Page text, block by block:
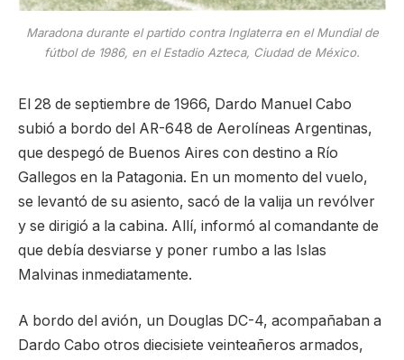
Maradona durante el partido contra Inglaterra en el Mundial de
fútbol de 1986, en el Estadio Azteca, Ciudad de México.
El 28 de septiembre de 1966, Dardo Manuel Cabo
subió a bordo del AR-648 de Aerolíneas Argentinas,
que despegó de Buenos Aires con destino a Río
Gallegos en la Patagonia. En un momento del vuelo,
se levantó de su asiento, sacó de la valija un revólver
y se dirigió a la cabina. Allí, informó al comandante de
que debía desviarse y poner rumbo a las Islas
Malvinas inmediatamente.
A bordo del avión, un Douglas DC-4, acompañaban a
Dardo Cabo otros diecisiete veinteañeros armados,